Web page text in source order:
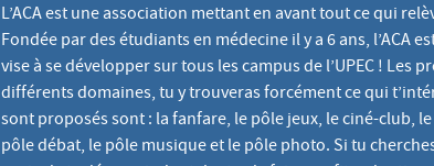
L’ACA est une association mettant en avant tout ce qui
Fondée par des étudiants en médecine il y a 6 ans, l’ACA
vise à se développer sur tous les campus de l’UPEC ! Les
différents domaines, tu y trouveras forcément ce qui
sont proposés sont : la fanfare, le pôle jeux, le ciné-club,
pôle débat, le pôle musique et le pôle photo. Si tu